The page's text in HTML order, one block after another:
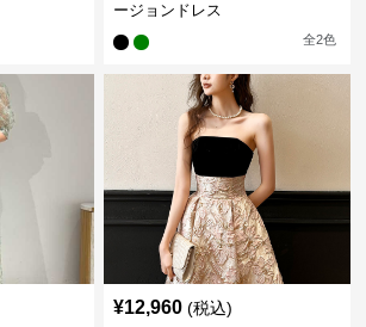
ージョンドレス
全2色
¥12,960 (税込)